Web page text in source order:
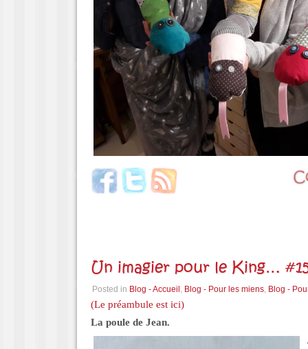
Un imagier pour le King…
Posted in Blog - Accueil , Blog - Pour les miens, Blog -
(Le préambule est ici)
La poule de Jean.